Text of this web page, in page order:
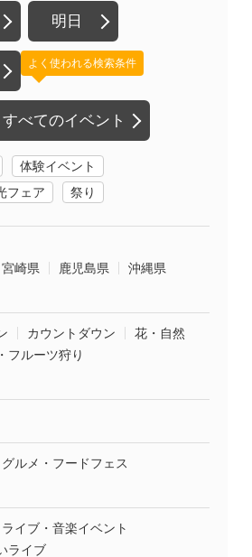
明日
べてのイベント
よく使われる検索条件
体験イベント
フェア
祭り
宮崎県 鹿児島県
沖縄県
カウントダウン
花・自然
フルーツ狩り
グルメ・フードフェス
ライブ・音楽イベント
ライブ